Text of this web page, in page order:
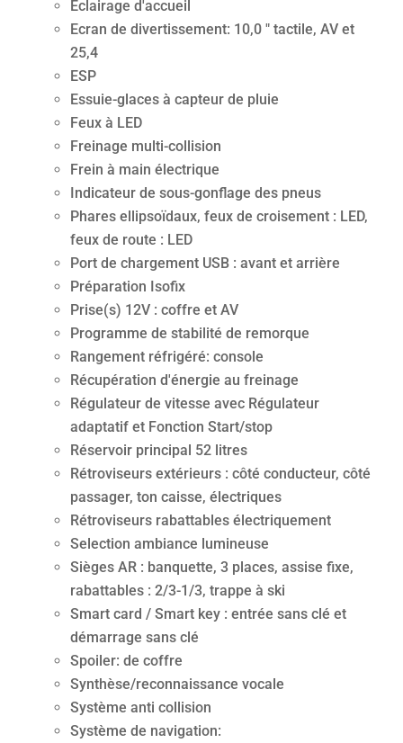
Eclairage d'accueil
Ecran de divertissement: 10,0 " tactile, AV et
25,4
ESP
Essuie-glaces à capteur de pluie
Feux à LED
Freinage multi-collision
Frein à main électrique
Indicateur de sous-gonflage des pneus
Phares ellipsoïdaux, feux de croisement : LED,
feux de route : LED
Port de chargement USB : avant et arrière
Préparation Isofix
Prise(s) 12V : coffre et AV
Programme de stabilité de remorque
Rangement réfrigéré: console
Récupération d'énergie au freinage
Régulateur de vitesse avec Régulateur
adaptatif et Fonction Start/stop
Réservoir principal 52 litres
Rétroviseurs extérieurs : côté conducteur, côté
passager, ton caisse, électriques
Rétroviseurs rabattables électriquement
Selection ambiance lumineuse
Sièges AR : banquette, 3 places, assise fixe,
rabattables : 2/3-1/3, trappe à ski
Smart card / Smart key : entrée sans clé et
démarrage sans clé
Spoiler: de coffre
Synthèse/reconnaissance vocale
Système anti collision
Système de navigation: